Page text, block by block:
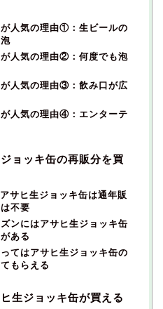
人気の理由①：生ビールの
人気の理由②：何度でも泡
人気の理由③：飲み口が広
人気の理由④：エンターテ
ョッキ缶の再販分を買
サヒ生ジョッキ缶は通年販
不要
ンにはアサヒ生ジョッキ缶
ある
てはアサヒ生ジョッキ缶の
もらえる
生ジョッキ缶が買える